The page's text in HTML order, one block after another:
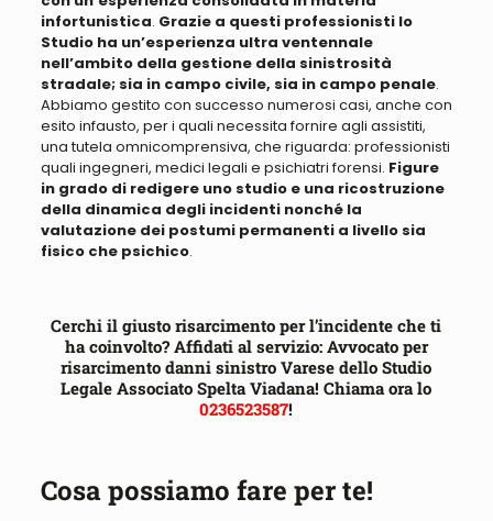
infortunistica. Grazie a questi professionisti lo
Studio ha un’esperienza ultra ventennale
nell’ambito della gestione della sinistrosità
stradale; sia in campo civile, sia in campo penale.
Abbiamo gestito con successo numerosi casi, anche con
esito infausto, per i quali necessita fornire agli assistiti,
una tutela omnicomprensiva, che riguarda: professionisti
quali ingegneri, medici legali e psichiatri forensi. Figure
in grado di redigere uno studio e una ricostruzione
della dinamica degli incidenti nonché la
valutazione dei postumi permanenti a livello sia
fisico che psichico.
Cerchi il giusto risarcimento per l’incidente che ti
ha coinvolto? Affidati al servizio: Avvocato per
risarcimento danni sinistro Varese dello Studio
Legale Associato Spelta Viadana! Chiama ora lo
0236523587!
Cosa possiamo fare per te!